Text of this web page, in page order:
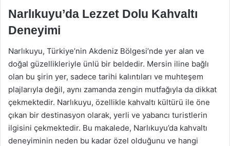
Narlıkuyu’da Lezzet Dolu Kahvaltı
Deneyimi
Narlıkuyu, Türkiye’nin Akdeniz Bölgesi’nde yer alan ve
doğal güzellikleriyle ünlü bir beldedir. Mersin iline bağlı
olan bu şirin yer, sadece tarihi kalıntıları ve muhteşem
plajlarıyla değil, aynı zamanda zengin mutfağıyla da dikkat
çekmektedir. Narlıkuyu, özellikle kahvaltı kültürü ile öne
çıkan bir destinasyon olarak, yerli ve yabancı turistlerin
ilgisini çekmektedir. Bu makalede, Narlıkuyu’da kahvaltı
deneyiminin neden bu kadar özel olduğunu ve hangi